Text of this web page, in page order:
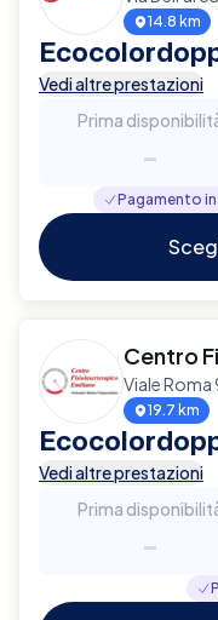
14.8 km
Vedi altre prestazioni
Prima
-
Pagamento
Centro
Viale
19.7 km
Vedi altre prestazioni
Prima
-